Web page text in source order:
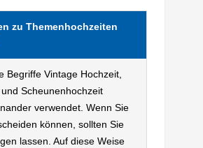
zu Themenhochzeiten
Begriffe Vintage Hochzeit,
Scheunenhochzeit
verwendet. Wenn Sie
können, sollten Sie
lassen. Auf diese Weise